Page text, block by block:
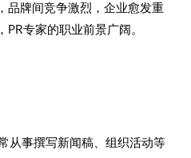
品牌间竞争激烈，企业愈发重
专家的职业前景广阔。
从事撰写新闻稿、组织活动等